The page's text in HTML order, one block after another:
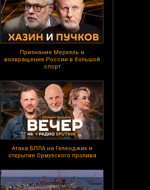
Признание Меркель и
возвращение России в большой
спорт
Атака БПЛА на Геленджик и
открытие Ормузского пролива